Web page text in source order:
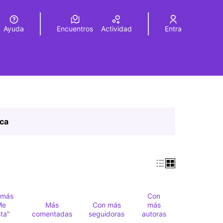
Elegir el idioma Choose language
Ayuda Encuentros Actividad Entra
Más
comentadas
Con más
seguidoras
Con
más
autoras